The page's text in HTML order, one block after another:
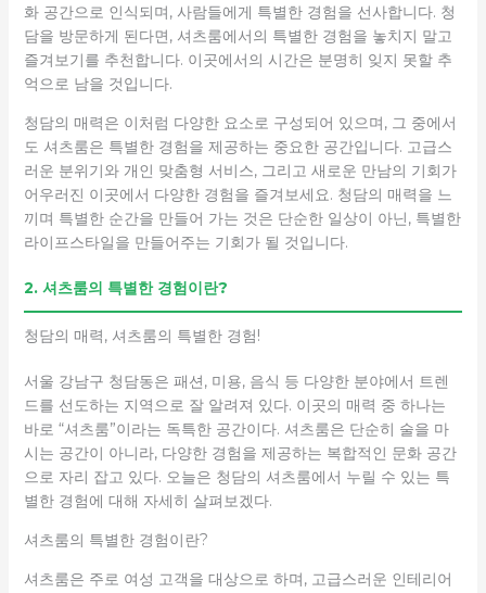
화 공간으로 인식되며, 사람들에게 특별한 경험을 선사합니다. 청
담을 방문하게 된다면, 셔츠룸에서의 특별한 경험을 놓치지 말고
즐겨보기를 추천합니다. 이곳에서의 시간은 분명히 잊지 못할 추
억으로 남을 것입니다.
청담의 매력은 이처럼 다양한 요소로 구성되어 있으며, 그 중에서
도 셔츠룸은 특별한 경험을 제공하는 중요한 공간입니다. 고급스
러운 분위기와 개인 맞춤형 서비스, 그리고 새로운 만남의 기회가
어우러진 이곳에서 다양한 경험을 즐겨보세요. 청담의 매력을 느
끼며 특별한 순간을 만들어 가는 것은 단순한 일상이 아닌, 특별한
라이프스타일을 만들어주는 기회가 될 것입니다.
2. 셔츠룸의 특별한 경험이란?
청담의 매력, 셔츠룸의 특별한 경험!
서울 강남구 청담동은 패션, 미용, 음식 등 다양한 분야에서 트렌
드를 선도하는 지역으로 잘 알려져 있다. 이곳의 매력 중 하나는
바로 “셔츠룸”이라는 독특한 공간이다. 셔츠룸은 단순히 술을 마
시는 공간이 아니라, 다양한 경험을 제공하는 복합적인 문화 공간
으로 자리 잡고 있다. 오늘은 청담의 셔츠룸에서 누릴 수 있는 특
별한 경험에 대해 자세히 살펴보겠다.
셔츠룸의 특별한 경험이란?
셔츠룸은 주로 여성 고객을 대상으로 하며, 고급스러운 인테리어